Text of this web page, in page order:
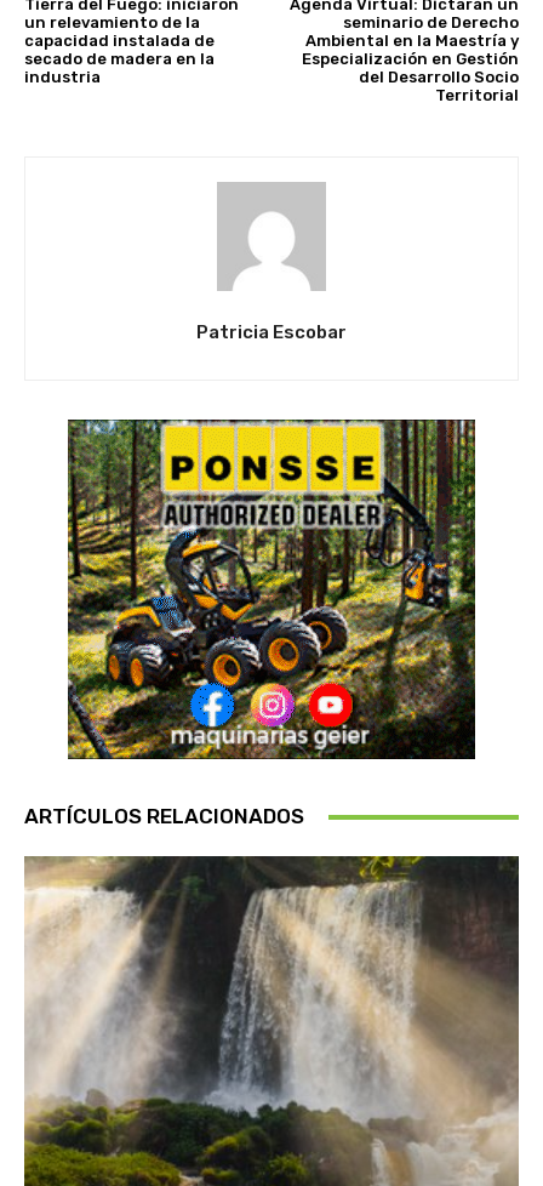
Tierra del Fuego: iniciaron
un relevamiento de la
capacidad instalada de
secado de madera en la
industria
Agenda Virtual: Dictarán un
seminario de Derecho
Ambiental en la Maestría y
Especialización en Gestión
del Desarrollo Socio
Territorial
Patricia Escobar
ARTÍCULOS RELACIONADOS